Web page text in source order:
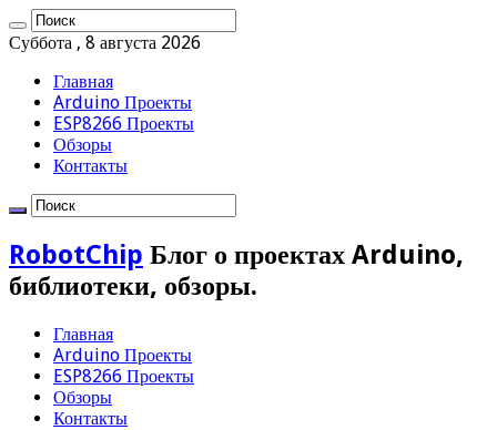
Суббота , 8 августа 2026
Главная
Arduino Проекты
ESP8266 Проекты
Обзоры
Контакты
RobotChip Блог о проектах Arduino,
библиотеки, обзоры.
Главная
Arduino Проекты
ESP8266 Проекты
Обзоры
Контакты